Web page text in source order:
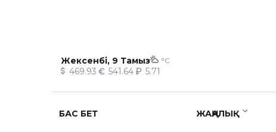
Жексенбі, 9 Тамыз °C
469.93 541.64 5.71
БАС БЕТ ЖАҢАЛЫҚ